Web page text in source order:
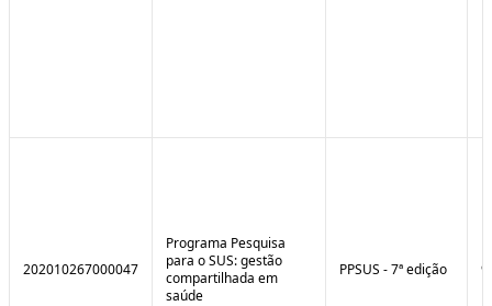
202010267000047
Programa Pesquisa
para o SUS: gestão
compartilhada em
saúde
PPSUS - 7ª edição